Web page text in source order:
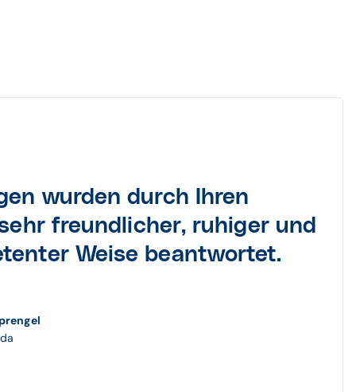
wurden durch Ihren
freundlicher, ruhiger und
Weise beantwortet.